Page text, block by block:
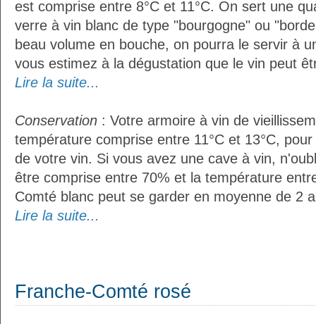
est comprise entre 8°C et 11°C. On sert une
verre à vin blanc de type "bourgogne" ou
beau volume en bouche, on pourra le servir à
vous estimez à la dégustation que le vin peut
Lire la suite...
Conservation : Votre armoire à vin de
température comprise entre 11°C et 13°C,
de votre vin. Si vous avez une cave à vin,
être comprise entre 70% et la température
Comté blanc peut se garder en moyenne de 2
Lire la suite...
Franche-Comté rosé